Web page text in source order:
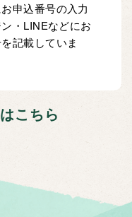
申込番号の入力
・LINEなどにお
記載していま
こちら